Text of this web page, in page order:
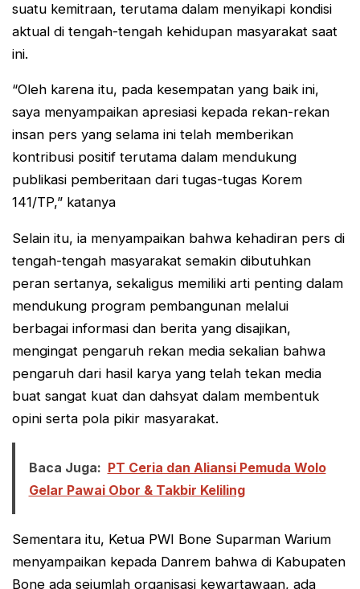
suatu kemitraan, terutama dalam menyikapi kondisi
aktual di tengah-tengah kehidupan masyarakat saat
ini.
“Oleh karena itu, pada kesempatan yang baik ini,
saya menyampaikan apresiasi kepada rekan-rekan
insan pers yang selama ini telah memberikan
kontribusi positif terutama dalam mendukung
publikasi pemberitaan dari tugas-tugas Korem
141/TP,” katanya
Selain itu, ia menyampaikan bahwa kehadiran pers di
tengah-tengah masyarakat semakin dibutuhkan
peran sertanya, sekaligus memiliki arti penting dalam
mendukung program pembangunan melalui
berbagai informasi dan berita yang disajikan,
mengingat pengaruh rekan media sekalian bahwa
pengaruh dari hasil karya yang telah tekan media
buat sangat kuat dan dahsyat dalam membentuk
opini serta pola pikir masyarakat.
Baca Juga: PT Ceria dan Aliansi Pemuda Wolo
Gelar Pawai Obor & Takbir Keliling
Sementara itu, Ketua PWI Bone Suparman Warium
menyampaikan kepada Danrem bahwa di Kabupaten
Bone ada sejumlah organisasi kewartawaan, ada